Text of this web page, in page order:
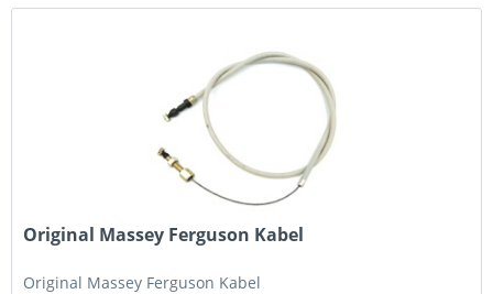
Original Massey Ferguson Kabel
Original Massey Ferguson Kabel